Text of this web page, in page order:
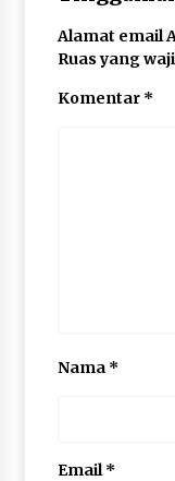
Alamat email
Ruas yang
Komentar *
Nama *
Email *